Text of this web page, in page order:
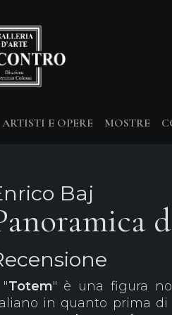
ARTISTI E OPERE MOSTRE
Baj
Totem" è una figura
in quanto prima